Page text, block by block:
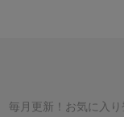
毎月更新！お気に入